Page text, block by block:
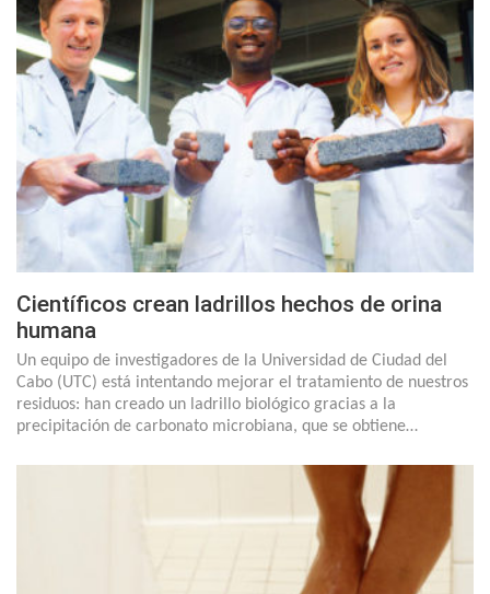
Científicos crean ladrillos hechos de orina
humana
Un equipo de investigadores de la Universidad de Ciudad del
Cabo (UTC) está intentando mejorar el tratamiento de nuestros
residuos: han creado un ladrillo biológico gracias a la
precipitación de carbonato microbiana, que se obtiene…